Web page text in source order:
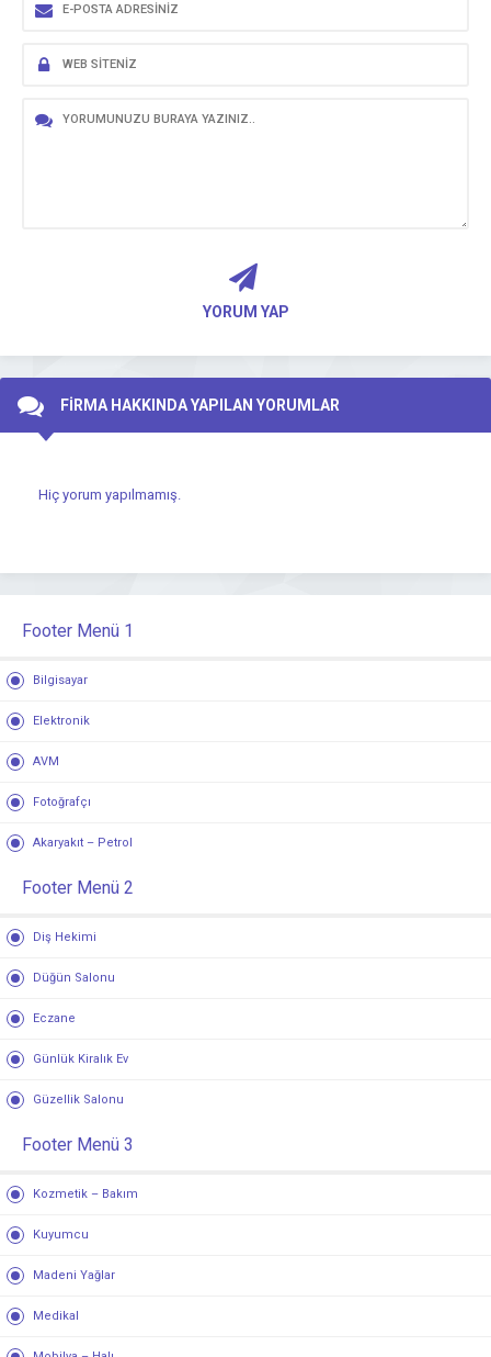
YORUM YAP
FİRMA HAKKINDA YAPILAN YORUMLAR
Hiç yorum yapılmamış.
Footer Menü 1
Bilgisayar
Elektronik
AVM
Fotoğrafçı
Akaryakıt – Petrol
Footer Menü 2
Diş Hekimi
Düğün Salonu
Eczane
Günlük Kiralık Ev
Güzellik Salonu
Footer Menü 3
Kozmetik – Bakım
Kuyumcu
Madeni Yağlar
Medikal